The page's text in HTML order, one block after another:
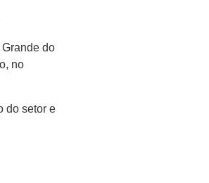
do
no
do setor e